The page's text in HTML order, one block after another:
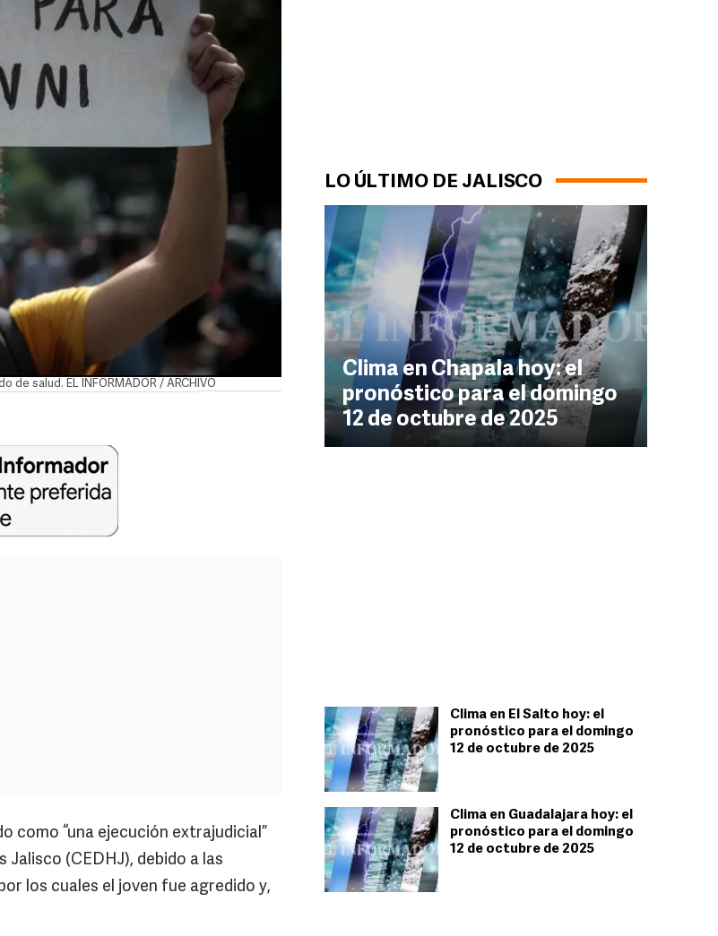
LO ÚLTIMO DE JALISCO
Clima en Chapala hoy: el
pronóstico para el domingo
12 de octubre de 2025
Clima en El Salto hoy: el
pronóstico para el domingo
12 de octubre de 2025
Clima en Guadalajara hoy: el
pronóstico para el domingo
12 de octubre de 2025
salud. EL INFORMADOR / ARCHIVO
como “una ejecución extrajudicial”
(CEDHJ), debido a las
los cuales el joven fue agredido y,